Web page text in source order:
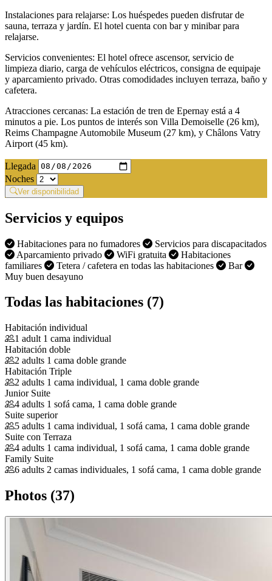
Instalaciones para relajarse: Los huéspedes pueden disfrutar de
sauna, terraza y jardín. El hotel cuenta con bar y minibar para
relajarse.
Servicios convenientes: El hotel ofrece ascensor, servicio de
limpieza diario, carga de vehículos eléctricos, consigna de equipaje
y aparcamiento privado. Otras comodidades incluyen terraza, baño y
cafetera.
Atracciones cercanas: La estación de tren de Epernay está a 4
minutos a pie. Los puntos de interés son Villa Demoiselle (26 km),
Reims Champagne Automobile Museum (27 km), y Châlons Vatry
Airport (45 km).
Llegada
Noches
Ver disponibilidad
Servicios y equipos
Habitaciones para no fumadores
Servicios para discapacitados
Aparcamiento privado
WiFi gratuita
Habitaciones
familiares
Tetera / cafetera en todas las habitaciones
Bar
Muy buen desayuno
Todas las habitaciones (7)
Habitación individual
1 adult 1 cama individual
Habitación doble
2 adults 1 cama doble grande
Habitación Triple
2 adults 1 cama individual, 1 cama doble grande
Junior Suite
4 adults 1 sofá cama, 1 cama doble grande
Suite superior
5 adults 1 cama individual, 1 sofá cama, 1 cama doble grande
Suite con Terraza
4 adults 1 cama individual, 1 sofá cama, 1 cama doble grande
Family Suite
6 adults 2 camas individuales, 1 sofá cama, 1 cama doble grande
Photos (37)